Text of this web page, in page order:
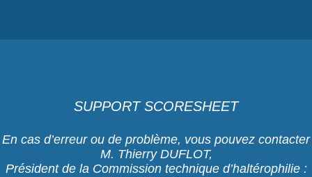
SUPPORT SCORESHEET
En cas d’erreur ou de problème, vous pouvez contacter
M. Thierry DUFLOT,
Président de la Commission technique d’haltérophilie :